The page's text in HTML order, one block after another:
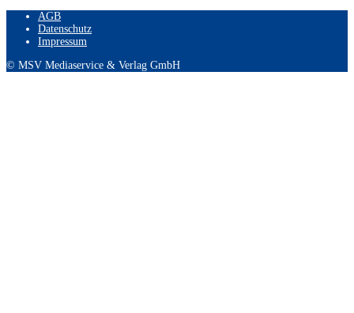
AGB
Datenschutz
Impressum
© MSV Mediaservice & Verlag GmbH